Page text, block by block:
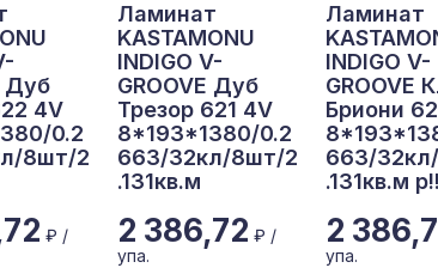
Дуб
4V
0.2
8шт/2
₽ /
Ламинат
KASTAMONU
INDIGO V-
GROOVE Дуб
Трезор 621 4V
8*193*1380/0.2
663/32кл/8шт/2
.131кв.м
2 386,72 ₽ /
упа.
Ламинат
INDIGO V-
GROOVE
Бриони
663/
.131кв.м
2
упа.